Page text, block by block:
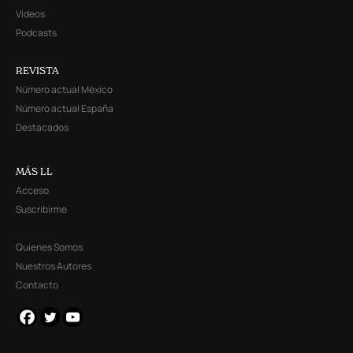
Videos
Podcasts
REVISTA
Número actual México
Número actual España
Destacados
MÁS LL
Acceso
Suscribirme
Quienes Somos
Nuestros Autores
Contacto